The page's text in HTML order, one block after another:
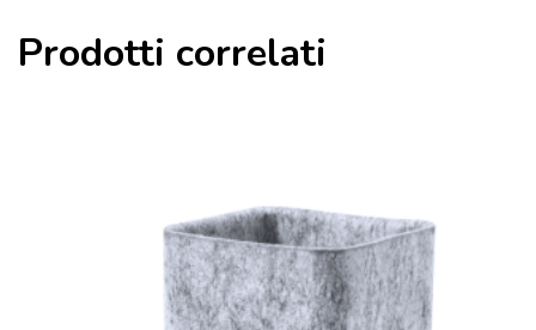
Prodotti correlati